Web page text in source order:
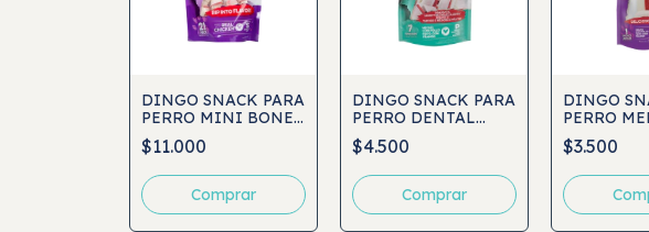
DINGO SNACK PARA
PERRO MINI BONES
VALUE PACK 21UND
$11.000
DINGO SNACK PARA
PERRO DENTAL
MINI BONES 7UND
$4.500
DINGO
PERRO
BONE 1UND
$3.500